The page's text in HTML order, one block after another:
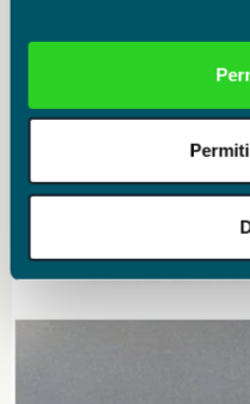
Eventos
Literatura
Presentación del libro